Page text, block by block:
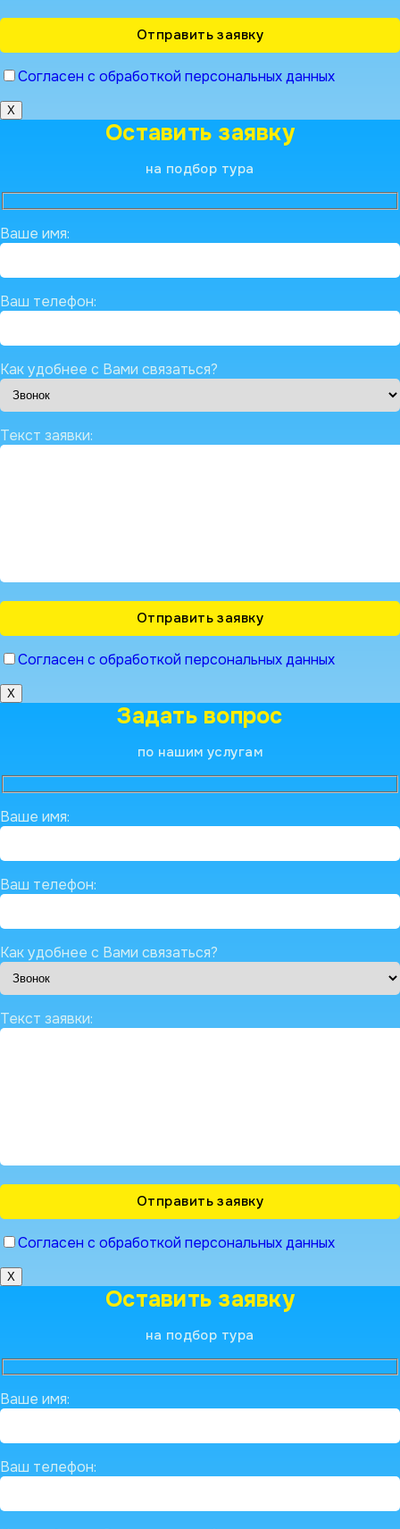
Согласен с обработкой персональных данных
X
Оставить заявку
на подбор тура
Ваше имя:
Ваш телефон:
Как удобнее с Вами связаться?
Текст заявки:
Согласен с обработкой персональных данных
X
Задать вопрос
по нашим услугам
Ваше имя:
Ваш телефон:
Как удобнее с Вами связаться?
Текст заявки:
Согласен с обработкой персональных данных
X
Оставить заявку
на подбор тура
Ваше имя:
Ваш телефон: